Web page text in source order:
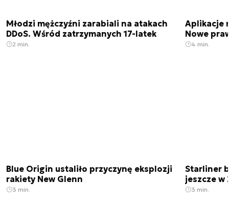
Młodzi mężczyźni zarabiali na atakach
DDoS. Wśród zatrzymanych 17-latek
2 min.
Aplikacje
Nowe
4 min.
Blue Origin ustaliło przyczynę eksplozji
rakiety New Glenn
3 min.
Starliner
jeszcze w
3 min.